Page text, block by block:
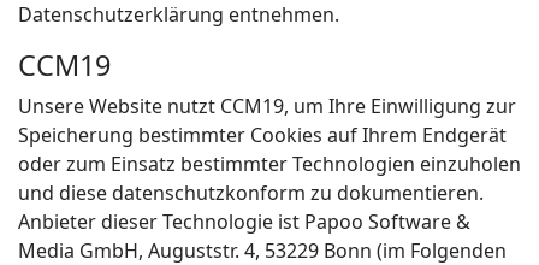
Datenschutzerklärung entnehmen.
CCM19
Unsere Website nutzt CCM19, um Ihre Einwilligung zur
Speicherung bestimmter Cookies auf Ihrem Endgerät
oder zum Einsatz bestimmter Technologien einzuholen
und diese datenschutzkonform zu dokumentieren.
Anbieter dieser Technologie ist Papoo Software &
Media GmbH, Auguststr. 4, 53229 Bonn (im Folgenden